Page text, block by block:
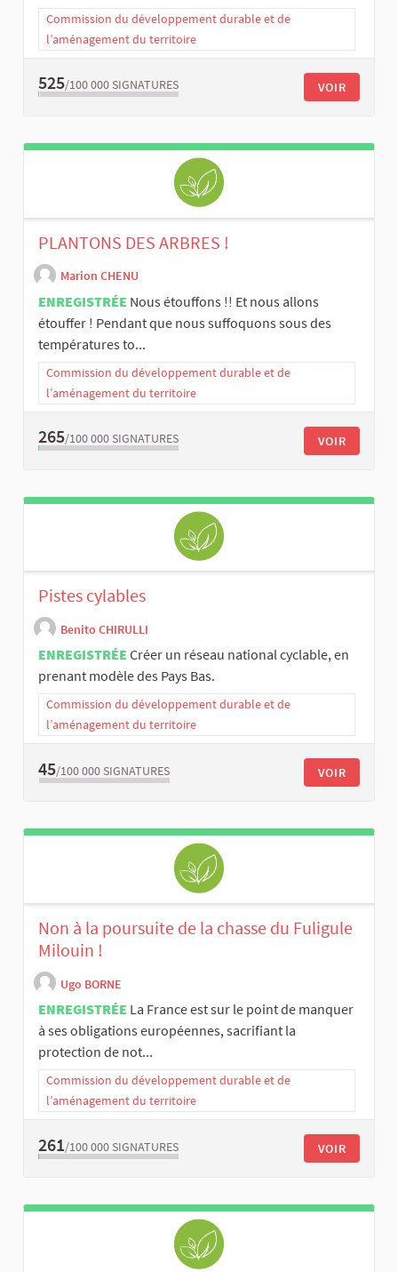
Commission du développement durable et de
l’aménagement du territoire
525/100 000 SIGNATURES VOIR
PLANTONS DES ARBRES !
Marion CHENU
ENREGISTRÉE Nous étouffons !! Et nous allons
étouffer ! Pendant que nous suffoquons sous des
températures to...
Commission du développement durable et de
l’aménagement du territoire
265/100 000 SIGNATURES VOIR
Pistes cylables
Benito CHIRULLI
ENREGISTRÉE Créer un réseau national cyclable, en
prenant modèle des Pays Bas.
Commission du développement durable et de
l’aménagement du territoire
45/100 000 SIGNATURES VOIR
Non à la poursuite de la chasse du Fuligule
Milouin !
Ugo BORNE
ENREGISTRÉE La France est sur le point de manquer
à ses obligations européennes, sacrifiant la
protection de not...
Commission du développement durable et de
l’aménagement du territoire
261/100 000 SIGNATURES VOIR